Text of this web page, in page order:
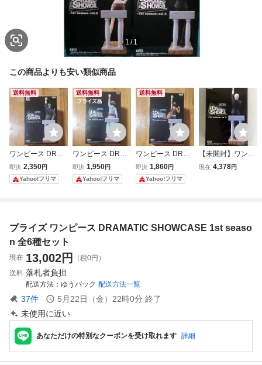
1 / 1
この商品よりも安い類似商品
送料無料
ワンピース DRAM
ATIC SHOWCASE
1st season vol.1
ロロノア・ゾロ フ
即決 2,350円
Yahoo!フリマ
送料無料
ワンピース DRAM
ATIC SHOWCASE
1st season vol.2
ルフィ フィギュア
即決 1,950円
Yahoo!フリマ
送料無料
ワンピース DRAM
ATIC SHOWCASE
1st season vol.2
ウソップ フィギュ
即決 1,860円
Yahoo!フリマ
【未開封】ワンピ
ース DRAMATIC S
現在 4,378円
プライズ ワンピース DRAMATIC SHOWCASE 1st seaso
n 全6種セット
現在 13,002円
（税0円）
送料 落札者負担
配送方法 ゆうパック 配送方法一覧
37件 5月22日（金）22時0分 終了
未使用に近い
あなただけの特別なクーポンを受け取れます 詳細